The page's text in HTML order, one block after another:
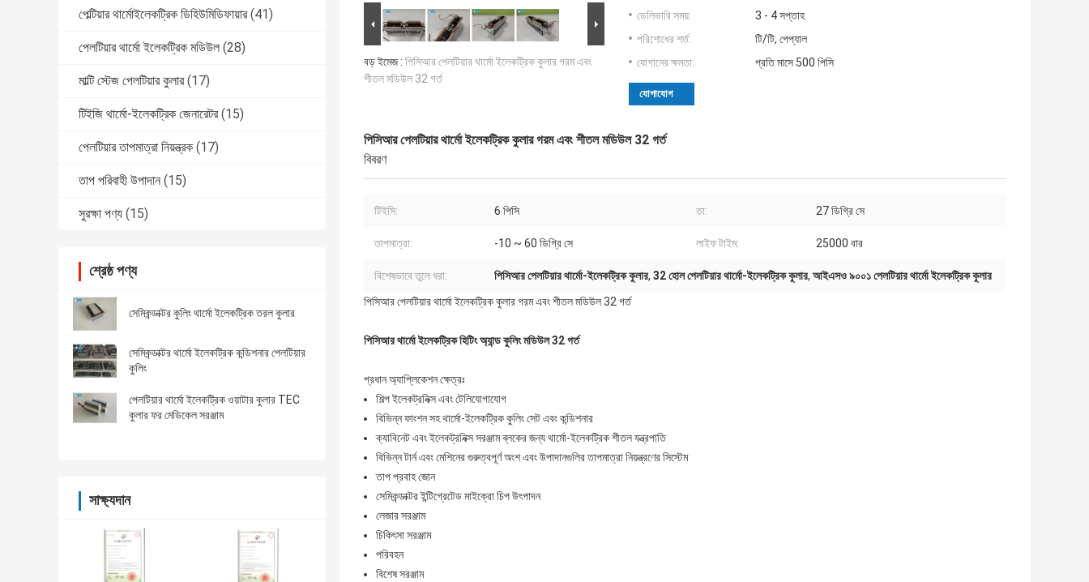
পেল্টিয়ার থার্মোইলেকট্রিক ডিহিউমিডিফায়ার (41)
পেলটিয়ার থার্মো ইলেকট্রিক মডিউল (28)
মাল্টি স্টেজ পেলটিয়ার কুলার (17)
টিইজি থার্মো-ইলেকট্রিক জেনারেটর (15)
পেলটিয়ার তাপমাত্রা নিয়ন্ত্রক (17)
তাপ পরিবাহী উপাদান (15)
সুরক্ষা পণ্য (15)
শ্রেষ্ঠ পণ্য
সেমিকন্ডাক্টর কুলিং থার্মো ইলেকট্রিক তরল কুলার
সেমিকন্ডাক্টর থার্মো ইলেকট্রিক কন্ডিশনার পেলটিয়ার
কুলিং
পেলটিয়ার থার্মো ইলেকট্রিক ওয়াটার কুলার TEC
কুলার ফর মেডিকেল সরঞ্জাম
সাক্ষ্যদান
বড় ইমেজ : পিসিআর পেলটিয়ার থার্মো ইলেকট্রিক কুলার গরম এবং
শীতল মডিউল 32 গর্ত
ডেলিভারি সময়:
3 - 4 সপ্তাহ
পরিশোধের শর্ত:
টি/টি, পেপ্যাল
যোগানের ক্ষমতা:
প্রতি মাসে 500 পিসি
যোগাযোগ
পিসিআর পেলটিয়ার থার্মো ইলেকট্রিক কুলার গরম এবং শীতল মডিউল 32 গর্ত
বিবরণ
টিইসি: 6 পিসি তা: 27 ডিগ্রি সে
তাপমাত্রা: -10 ~ 60 ডিগ্রি সে লাইফ টাইম: 25000 বার
বিশেষভাবে তুলে ধরা: পিসিআর পেলটিয়ার থার্মো-ইলেকট্রিক কুলার, 32 হোল পেলটিয়ার থার্মো-ইলেকট্রিক কুলার, আইএসও ৯০০১ পেলটিয়ার থার্মো ইলেকট্রিক কুলার
পিসিআর পেলটিয়ার থার্মো ইলেকট্রিক কুলার গরম এবং শীতল মডিউল 32 গর্ত
পিসিআর থার্মো ইলেকট্রিক হিটিং অ্যান্ড কুলিং মডিউল 32 গর্ত
প্রধান অ্যাপ্লিকেশন ক্ষেত্রঃ
শিল্প ইলেকট্রনিক্স এবং টেলিযোগাযোগ
বিভিন্ন ফাংশন সহ থার্মো-ইলেকট্রিক কুলিং সেট এবং কন্ডিশনার
ক্যাবিনেট এবং ইলেকট্রনিক্স সরঞ্জাম ব্লকের জন্য থার্মো-ইলেকট্রিক শীতল যন্ত্রপাতি
বিভিন্ন টার্ন এবং মেশিনের গুরুত্বপূর্ণ অংশ এবং উপাদানগুলির তাপমাত্রা নিয়ন্ত্রণের সিস্টেম
তাপ প্রবাহ জোন
সেমিকন্ডাক্টর ইন্টিগ্রেটেড মাইক্রো চিপ উৎপাদন
লেজার সরঞ্জাম
চিকিৎসা সরঞ্জাম
পরিবহন
বিশেষ সরঞ্জাম